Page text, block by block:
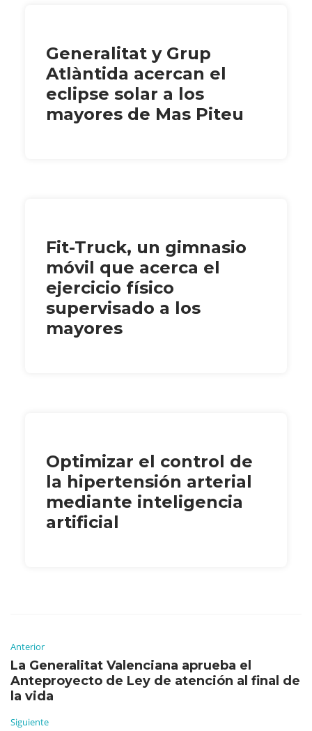
Generalitat y Grup
Atlàntida acercan el
eclipse solar a los
mayores de Mas Piteu
Fit-Truck, un gimnasio
móvil que acerca el
ejercicio físico
supervisado a los
mayores
Optimizar el control de
la hipertensión arterial
mediante inteligencia
artificial
Anterior
La Generalitat Valenciana aprueba el
Anteproyecto de Ley de atención al final de
la vida
Siguiente